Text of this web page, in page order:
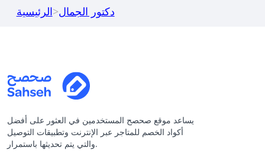
الرئيسية>دكتور الجمال
يساعد موقع صحصح المستخدمين في العثور على أفضل
أكواد الخصم للمتاجر عبر الإنترنت وتطبيقات التوصيل
والتي يتم تحديثها باستمرار.